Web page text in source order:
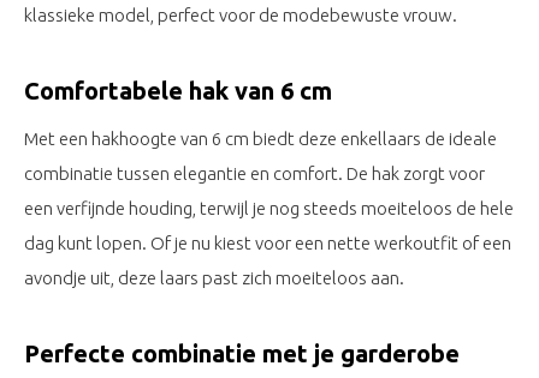
klassieke model, perfect voor de modebewuste vrouw.
Comfortabele hak van 6 cm
Met een hakhoogte van 6 cm biedt deze enkellaars de ideale
combinatie tussen elegantie en comfort. De hak zorgt voor
een verfijnde houding, terwijl je nog steeds moeiteloos de hele
dag kunt lopen. Of je nu kiest voor een nette werkoutfit of een
avondje uit, deze laars past zich moeiteloos aan.
Perfecte combinatie met je garderobe